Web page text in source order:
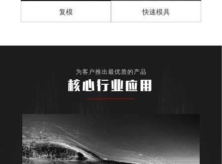
复模 快速模具
为客户推出最优质的产品
核心行业应用